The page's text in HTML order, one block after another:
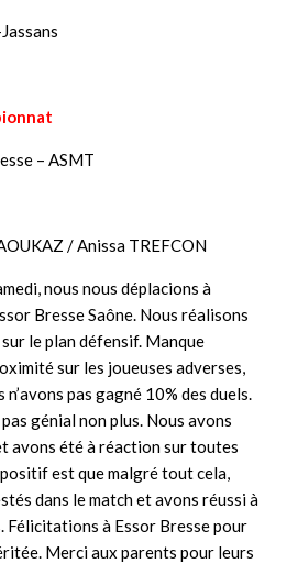
– ASMT
/ Anissa TREFCON
nous nous déplacions à
Bresse Saône. Nous réalisons
le plan défensif. Manque
sur les joueuses adverses,
pas gagné 10% des duels.
génial non plus. Nous avons
avons été à réaction sur toutes
est que malgré tout cela,
dans le match et avons réussi à
Félicitations à Essor Bresse pour
Merci aux parents pour leurs